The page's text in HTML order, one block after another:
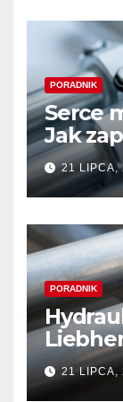
PORADNIK
Serce
Jak
Sauer
21
PORADNIK
21 LIPCA,